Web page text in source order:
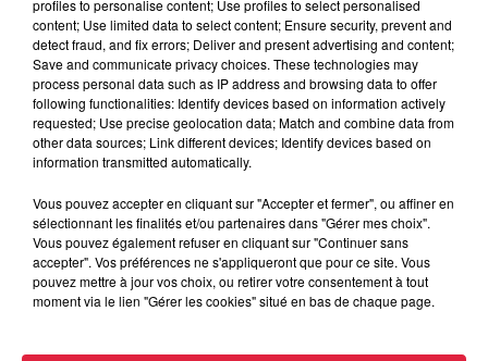
Le film Deviens Génial avec Manu Payet a été
profiles to personalise content; Use profiles to select personalised
content; Use limited data to select content; Ensure security, prevent and
detect fraud, and fix errors; Deliver and present advertising and content;
Save and communicate privacy choices. These technologies may
process personal data such as IP address and browsing data to offer
following functionalities: Identify devices based on information actively
requested; Use precise geolocation data; Match and combine data from
other data sources; Link different devices; Identify devices based on
information transmitted automatically.
Vous pouvez accepter en cliquant sur "Accepter et fermer", ou affiner en
sélectionnant les finalités et/ou partenaires dans "Gérer mes choix".
Vous pouvez également refuser en cliquant sur "Continuer sans
accepter". Vos préférences ne s'appliqueront que pour ce site. Vous
pouvez mettre à jour vos choix, ou retirer votre consentement à tout
moment via le lien "Gérer les cookies" situé en bas de chaque page.